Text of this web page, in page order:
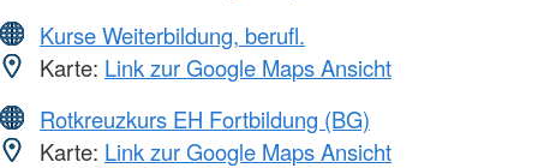
Kurse Weiterbildung, berufl.
Karte: Link zur Google Maps Ansicht
Rotkreuzkurs EH Fortbildung (BG)
Karte: Link zur Google Maps Ansicht